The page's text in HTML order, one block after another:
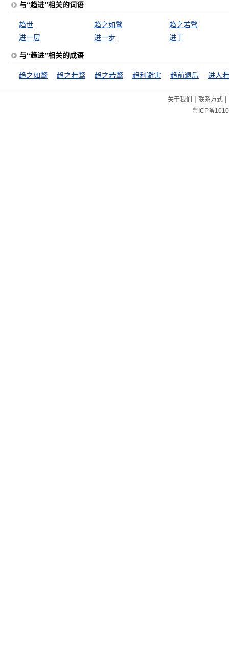
与“趋进”相关的词语
趋世 趋之如鹜
趋之若骛
进一层
进一步 进丁
与“趋进”相关的成语
趋之如鹜 趋之若骛 趋之若鹜 趋利避害 趋前退后
关于我们 | 联系方式|
粤ICP备